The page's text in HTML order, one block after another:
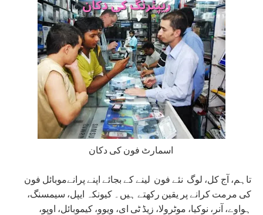
اسمارٹ فون کی دکان
تاہم، آج کل، لوگ نئے فون لینے کے بجائے اپنے پرانےموبائل فون
کی مرمت کرانے پر یقین رکھتے ہیں۔ کیونکہ ایپل، سیمسنگ،
ہواوے، آنر، نوکیا، موٹرولا، زیڈ ٹی ای، ویوو، کیموبائل، اوپو،